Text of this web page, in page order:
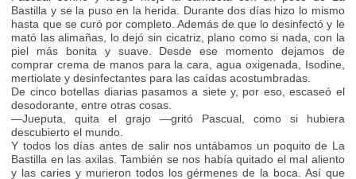
Bastilla y se la puso en la herida. Durante dos días hizo lo mismo
hasta que se curó por completo. Además de que lo desinfectó y le
mató las alimañas, lo dejó sin cicatriz, plano como si nada, con la
piel más bonita y suave. Desde ese momento dejamos de
comprar crema de manos para la cara, agua oxigenada, Isodine,
mertiolate y desinfectantes para las caídas acostumbradas.
De cinco botellas diarias pasamos a siete y, por eso, escaseó el
desodorante, entre otras cosas.
—Jueputa, quita el grajo —gritó Pascual, como si hubiera
descubierto el mundo.
Y todos los días antes de salir nos untábamos un poquito de La
Bastilla en las axilas. También se nos había quitado el mal aliento
y las caries y murieron todos los gérmenes de la boca. Así que